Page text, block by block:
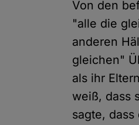
Von den
"alle die
anderen
gleichen"
als ihr
weiß, dass
sagte,